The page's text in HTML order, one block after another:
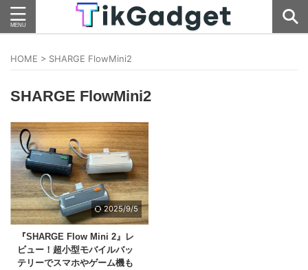
HOME > SHARGE FlowMini2
SHARGE FlowMini2
2025/9/5
『SHARGE Flow Mini 2』レ
ビュー！超小型モバイルバッ
テリーでスマホやゲーム機も